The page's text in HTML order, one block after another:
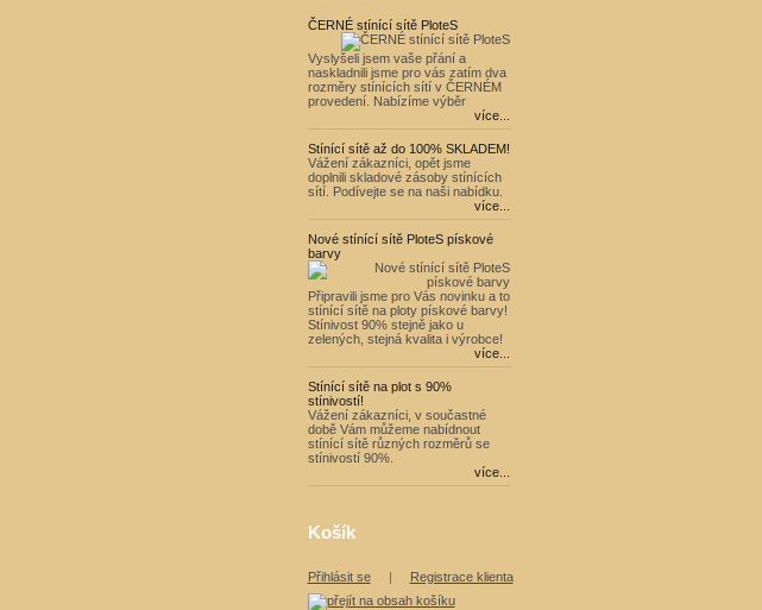
ČERNÉ stínící sítě PloteS
Vyslyšeli jsem vaše přání a
naskladnili jsme pro vás zatím dva
rozměry stínících sítí v ČERNÉM
provedení. Nabízíme výběr
více...
Stínící sítě až do 100% SKLADEM!
Vážení zákazníci, opět jsme
doplnili skladové zásoby stínících
sítí. Podívejte se na naši nabídku.
více...
Nové stínící sítě PloteS pískové
barvy
Připravili jsme pro Vás novinku a to
stínící sítě na ploty pískové barvy!
Stínivost 90% stejně jako u
zelených, stejná kvalita i výrobce!
více...
Stínící sítě na plot s 90%
stínivostí!
Vážení zákazníci, v součastné
době Vám můžeme nabídnout
stínící sítě různých rozměrů se
stínivostí 90%.
více...
Košík
Přihlásit se| Registrace klienta